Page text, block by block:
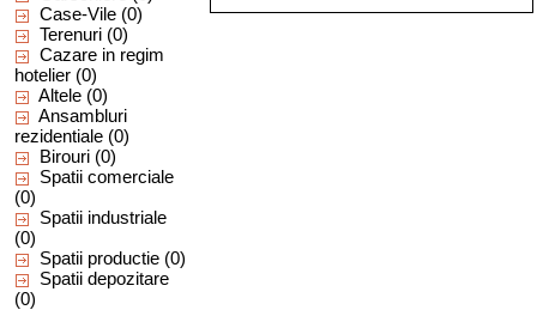
Case-Vile (0)
Terenuri (0)
Cazare in regim
hotelier (0)
Altele (0)
Ansambluri
rezidentiale (0)
Birouri (0)
Spatii comerciale
(0)
Spatii industriale
(0)
Spatii productie (0)
Spatii depozitare
(0)